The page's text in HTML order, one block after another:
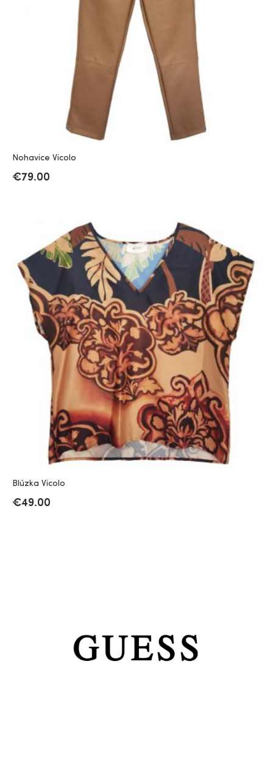
Nohavice Vicolo
€79.00
Blúzka Vicolo
€49.00